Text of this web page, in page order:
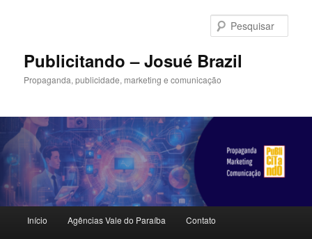
principalPublicitando – Josué Brazil
Propaganda, publicidade, marketing e comunicação
principal
Início Agências Vale do Paraíba Contato